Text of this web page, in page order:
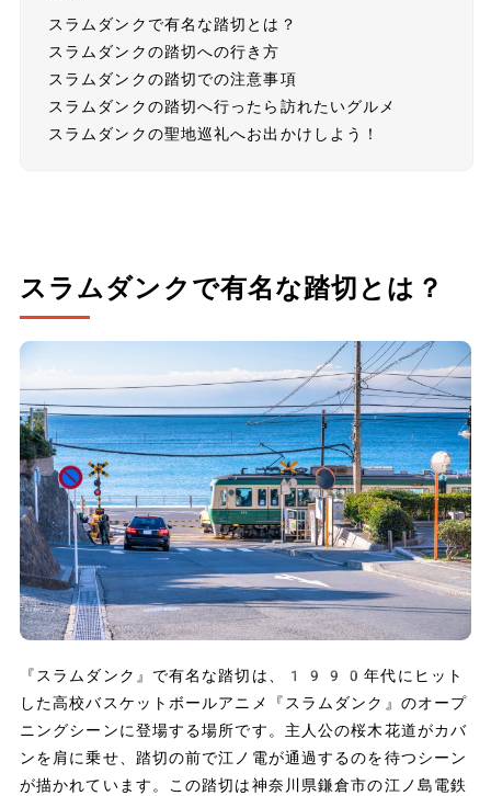
スラムダンクで有名な踏切とは？
スラムダンクの踏切への行き方
スラムダンクの踏切での注意事項
スラムダンクの踏切へ行ったら訪れたいグルメ
スラムダンクの聖地巡礼へお出かけしよう！
スラムダンクで有名な踏切とは？
『スラムダンク』で有名な踏切は、1990年代にヒット
した高校バスケットボールアニメ『スラムダンク』のオープ
ニングシーンに登場する場所です。主人公の桜木花道がカバ
ンを肩に乗せ、踏切の前で江ノ電が通過するのを待つシーン
が描かれています。この踏切は神奈川県鎌倉市の江ノ島電鉄